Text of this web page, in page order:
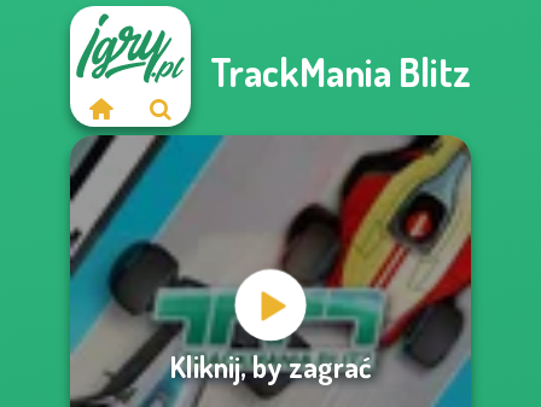
TrackMania Blitz
Kliknij, by zagrać